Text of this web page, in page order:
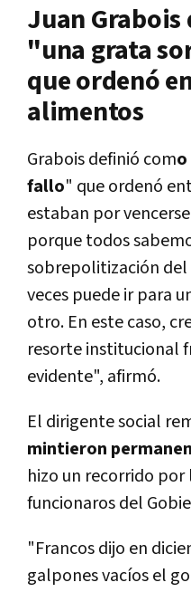
Juan
"una grata
que ordenó
alimentos
Grabois definió com
fallo" que ordenó
estaban por
porque todos
sobrepolitización del
veces puede ir para
otro. En este caso,
resorte institucional
evidente", afirmó.
El dirigente social
mintieron
hizo un recorrido por
funcionaros del
"Francos dijo en
galpones vacíos el